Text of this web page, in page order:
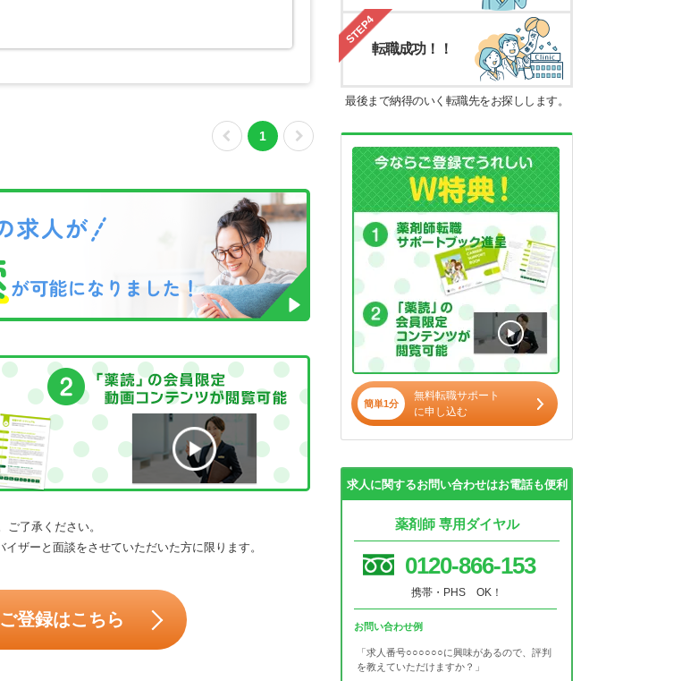
1
了承ください。
ザーと面談をさせていただいた方に限ります。
登録はこちら
STEP4
転職成功！！
最後まで納得のいく転職先をお探しします。
簡単1分
無料転職サポート
に申し込む
求人に関するお問い合わせはお電話も便利
薬剤師 専用ダイヤル
0120-866-153
携帯・PHS OK！
お問い合わせ例
「求人番号○○○○○○に興味があるので、評判
を教えていただけますか？」